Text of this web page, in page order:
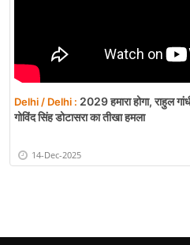
Delhi / Delhi : 2029 हमारा होगा, राहुल
गोविंद सिंह डोटासरा का तीखा हमला
14-Dec-2025